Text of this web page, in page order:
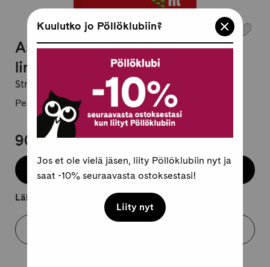
Asuinkiinteistöä kehittävä
linjasaneeraus
Strategia suunnittelu ja toteutus
Pehmeäkantinen, suomi
90,95 €
Lisää koriin
Lähtee kuljetukseen 2-4 arkipäivässä.
Kuulutko jo Pöllöklubiin?
Jos et ole vielä jäsen, liity Pöllöklubiin nyt ja
saat -10% seuraavasta ostoksestasi!
Liity nyt